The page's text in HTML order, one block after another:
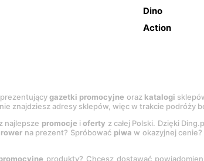
Dino
Action
gazetki promocyjne oraz katalogi
znajdziesz adresy sklepów, więc w trakcie podróży
najlepsze promocje ioferty z całej Polski. Dzięki
rower na prezent? Spróbować piwa w okazyjnej
produkty? Chcesz dostawać